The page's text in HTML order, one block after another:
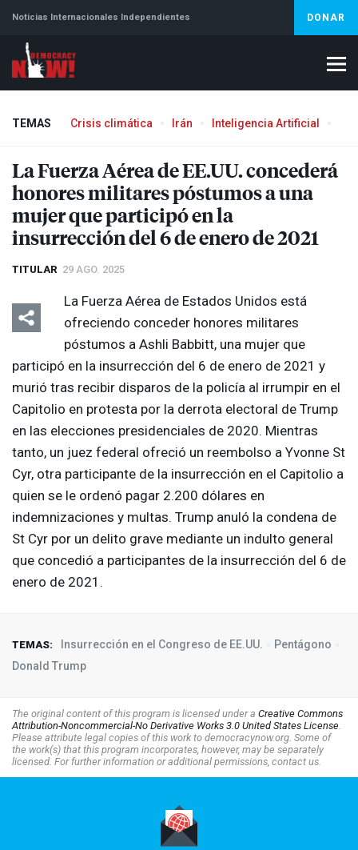
Noticias Internacionales Independientes DONAR
TEMAS Crisis climática Irán Inteligencia Artificial
La Fuerza Aérea de EE.UU. concederá
honores militares póstumos a una
mujer que participó en la
insurrección del 6 de enero de 2021
TITULAR 29 AGO. 2025
La Fuerza Aérea de Estados Unidos está
ofreciendo conceder honores militares
póstumos a Ashli Babbitt, una mujer que
participó en la insurrección del 6 de enero de 2021 y
murió tras recibir disparos de la policía al irrumpir en el
Capitolio en protesta por la derrota electoral de Trump
en las elecciones presidenciales de 2020. Mientras
tanto, un juez federal ofreció un reembolso a Yvonne St
Cyr, otra participante de la insurrección en el Capitolio a
quien se le ordenó pagar 2.200 dólares en
indemnizaciones y multas. Trump anuló la condena de
St Cyr por un delito grave mediante un indulto general
que concedió a participantes de la insurrección del 6 de
enero de 2021.
TEMAS: Insurrección en el Congreso de EE.UU.
Pentágono
Donald Trump
The original content of this program is licensed under a Creative Commons
Attribution-Noncommercial-No Derivative Works 3.0 United States License.
Please attribute legal copies of this work to democracynow.org. Some of
the work(s) that this program incorporates, however, may be separately
licensed. For further information or additional permissions, contact us.